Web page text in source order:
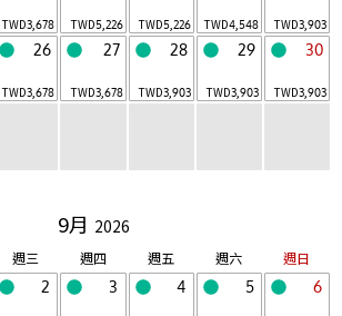
TWD3,678 TWD5,226 TWD5,226 TWD4,548 TWD3,903
26
TWD3,678
27
TWD3,678
28
TWD3,903
29
TWD3,903
30
TWD3,903
9月 2026
週三 週四 週五 週六
週日
2 3 4 5 6
| 北陸・甲信越 | 關東 東海
搜索星野集團空房